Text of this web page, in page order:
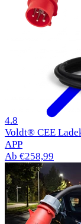
4.8 312
Voldt® CEE
APP
Ab €258,99